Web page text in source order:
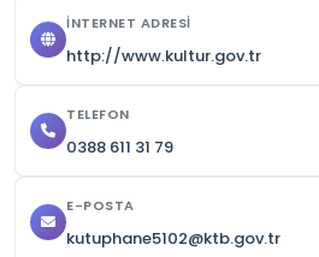
İNTERNET ADRESI
http://www.kultur.gov.tr
TELEFON
0388 611 31 79
E-POSTA
kutuphane5102@ktb.gov.tr